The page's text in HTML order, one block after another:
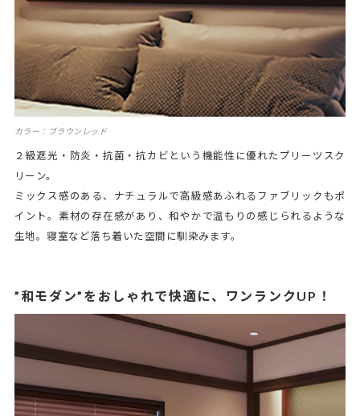
カラー：ブラウンレッド
２級遮光・防炎・抗菌・抗カビという機能性に優れたプリーツスク
リーン。
ミックス感のある、ナチュラルで高級感あふれるファブリックもポ
イント。素材の存在感があり、和やかで温もりの感じられるような
生地。寝室など落ち着いた空間に馴染みます。
”和モダン”をおしゃれで快適に、ワンランクUP！